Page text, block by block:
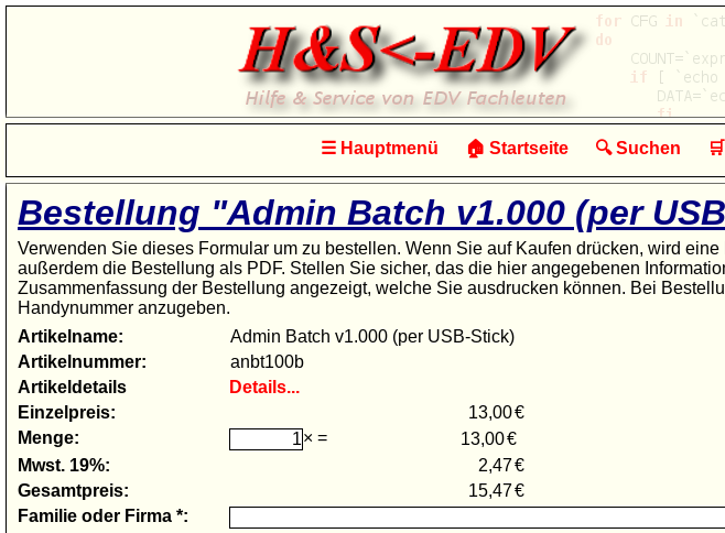
Hilfe & Service
☰Hauptmenü 🏠 Startseite 🔍Suchen 🛒
Bestellung "Admin Batch v1.000 (per
Verwenden Sie dieses Formular um zu bestellen. Wenn Sie auf Kaufen drücken, wird
außerdem die Bestellung als PDF. Stellen Sie sicher, das die hier angegebenen
Zusammenfassung der Bestellung angezeigt, welche Sie ausdrucken können. Bei
Handynummer anzugeben.
Artikelname:
Artikelnummer:
Artikeldetails
Details...
Einzelpreis:
Menge:
× =
Mwst. 19%:
Gesamtpreis:
Familie oder Firma *: